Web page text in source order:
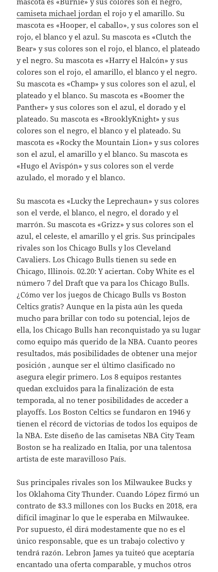
camiseta michael jordan el rojo y el amarillo. Su
mascota es «Hooper, el caballo», y sus colores son el
rojo, el blanco y el azul. Su mascota es «Clutch the
Bear» y sus colores son el rojo, el blanco, el plateado
y el negro. Su mascota es «Harry el Halcón» y sus
colores son el rojo, el amarillo, el blanco y el negro.
Su mascota es «Champ» y sus colores son el azul, el
plateado y el blanco. Su mascota es «Boomer the
Panther» y sus colores son el azul, el dorado y el
plateado. Su mascota es «BrooklyKnight» y sus
colores son el negro, el blanco y el plateado. Su
mascota es «Rocky the Mountain Lion» y sus colores
son el azul, el amarillo y el blanco. Su mascota es
«Hugo el Avispón» y sus colores son el verde
azulado, el morado y el blanco.
Su mascota es «Lucky the Leprechaun» y sus colores
son el verde, el blanco, el negro, el dorado y el
marrón. Su mascota es «Grizz» y sus colores son el
azul, el celeste, el amarillo y el gris. Sus principales
rivales son los Chicago Bulls y los Cleveland
Cavaliers. Los Chicago Bulls tienen su sede en
Chicago, Illinois. 02.20: Y aciertan. Coby White es el
número 7 del Draft que va para los Chicago Bulls.
¿Cómo ver los juegos de Chicago Bulls vs Boston
Celtics gratis? Aunque en la pista aún les queda
mucho para brillar con todo su potencial, lejos de
ella, los Chicago Bulls han reconquistado ya su lugar
como equipo más querido de la NBA. Cuanto peores
resultados, más posibilidades de obtener una mejor
posición , aunque ser el último clasificado no
asegura elegir primero. Los 8 equipos restantes
quedan excluidos para la finalización de esta
temporada, al no tener posibilidades de acceder a
playoffs. Los Boston Celtics se fundaron en 1946 y
tienen el récord de victorias de todos los equipos de
la NBA. Este diseño de las camisetas NBA City Team
Boston se ha realizado en Italia, por una talentosa
artista de este maravilloso País.
Sus principales rivales son los Milwaukee Bucks y
los Oklahoma City Thunder. Cuando López firmó un
contrato de $3.3 millones con los Bucks en 2018, era
difícil imaginar lo que le esperaba en Milwaukee.
Por supuesto, él dirá modestamente que no es el
único responsable, que es un trabajo colectivo y
tendrá razón. Lebron James ya tuiteó que aceptaría
encantado una oferta comparable, y muchos otros